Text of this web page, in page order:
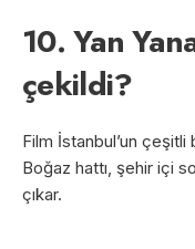
10. Yan
çekildi?
Film İstanbul’un
Boğaz hattı, şehir içi
çıkar.